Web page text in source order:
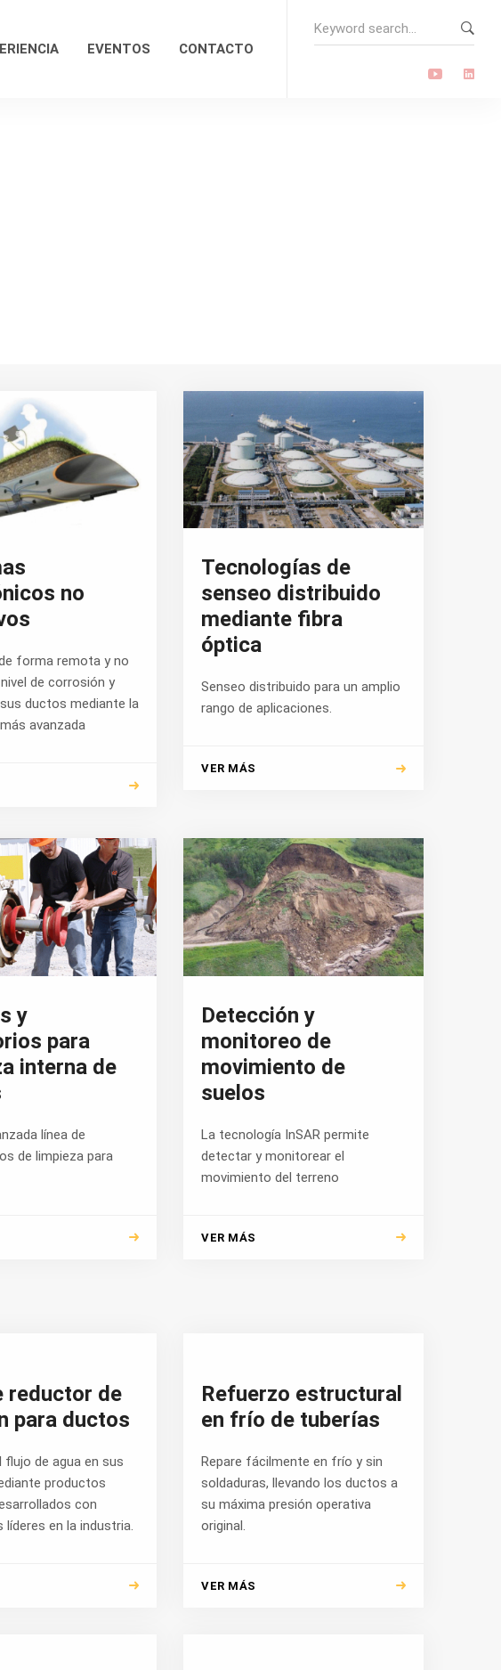
EVENTOS CONTACTO
Search
for:
no
forma remota y no
de corrosión y
ductos mediante la
avanzada
Tecnologías de
senseo distribuido
mediante fibra
óptica
Senseo distribuido para un amplio
rango de aplicaciones.
VER MÁS
y
para
interna de
línea de
de limpieza para
Detección y
monitoreo de
movimiento de
suelos
La tecnología InSAR permite
detectar y monitorear el
movimiento del terreno
VER MÁS
reductor de
para ductos
flujo de agua en sus
productos
con
líderes en la industria.
Refuerzo estructural
en frío de tuberías
Repare fácilmente en frío y sin
soldaduras, llevando los ductos a
su máxima presión operativa
original.
VER MÁS